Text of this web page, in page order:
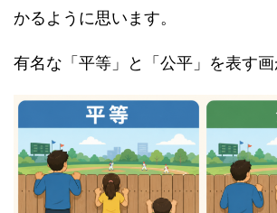
かるように思います。
有名な「平等」と「公平」を表す画